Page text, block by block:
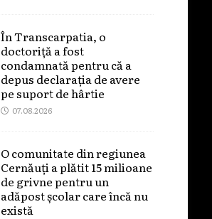
În Transcarpatia, o
doctoriță a fost
condamnată pentru că a
depus declarația de avere
pe suport de hârtie
07.08.2026
O comunitate din regiunea
Cernăuți a plătit 15 milioane
de grivne pentru un
adăpost școlar care încă nu
există